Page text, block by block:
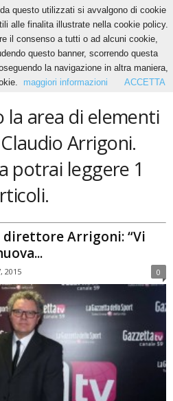
la area di elementi
Arrigoni.
potrai leggere 1
direttore Arrigoni: “Vi
2015 0
questo utilizzati si avvalgono di cookie
alle finalita illustrate nella cookie policy.
il consenso a tutti o ad alcuni cookie,
questo banner, scorrendo questa
la navigazione in altra maniera,
maggiori informazioni ACCETTA